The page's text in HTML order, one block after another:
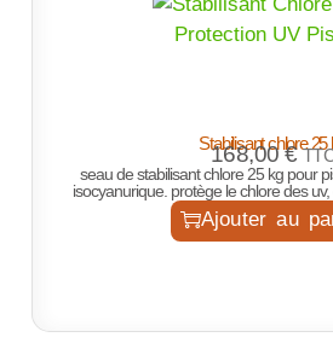
Stabilisant chlore 25
168,00€
seau de stabilisant chlore 25 kg pour
isocyanurique. protège le chlore des
Ajouter au